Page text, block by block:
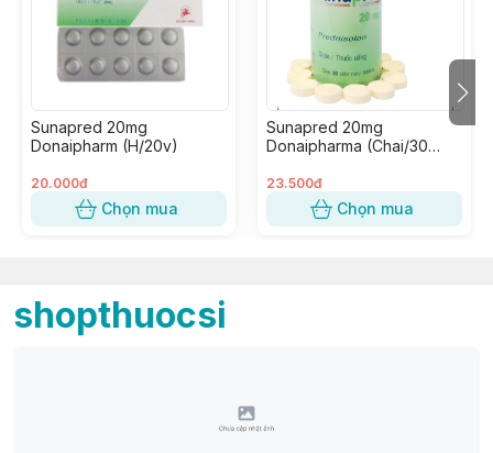
Sunapred 20mg
Donaipharm (H/20v)
20.000đ
Chọn mua
Sunapred 20mg
Donaipharma (Chai/30
23.500đ
Chọn mua
shopthuocsi